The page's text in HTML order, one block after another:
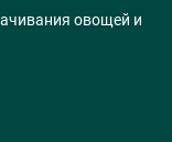
овощей и